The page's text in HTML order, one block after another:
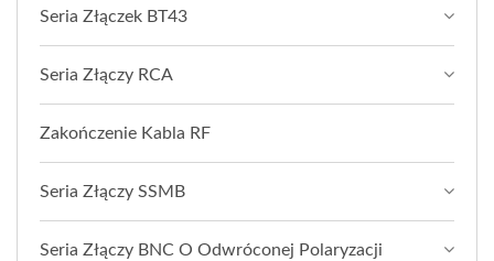
Seria Złączek BT43
Seria Złączy RCA
Zakończenie Kabla RF
Seria Złączy SSMB
Seria Złączy BNC O Odwróconej Polaryzacji